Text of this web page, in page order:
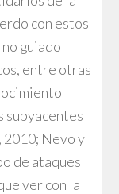
con estos
guiado
entre otras
subyacentes
2010; Nevo y
de ataques
ver con la